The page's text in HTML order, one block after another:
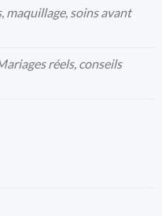
maquillage, soins avant
réels, conseils